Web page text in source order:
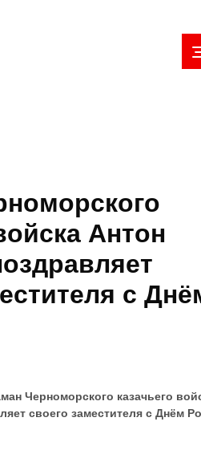
Антон
с
Черноморского казачьего
своего заместителя с Днём